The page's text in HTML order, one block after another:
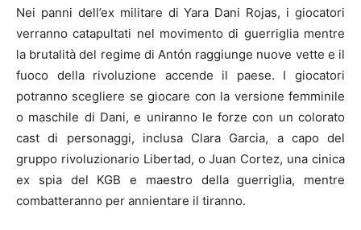
Nei panni dell’ex militare di Yara Dani Rojas, i giocatori
verranno catapultati nel movimento di guerriglia mentre
la brutalità del regime di Antón raggiunge nuove vette e il
fuoco della rivoluzione accende il paese. I giocatori
potranno scegliere se giocare con la versione femminile
o maschile di Dani, e uniranno le forze con un colorato
cast di personaggi, inclusa Clara Garcia, a capo del
gruppo rivoluzionario Libertad, o Juan Cortez, una cinica
ex spia del KGB e maestro della guerriglia, mentre
combatteranno per annientare il tiranno.